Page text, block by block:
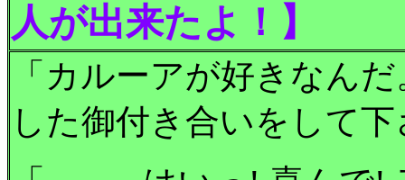
人が出来たよ！】
「カルーアが好きなん
した御付き合いをして